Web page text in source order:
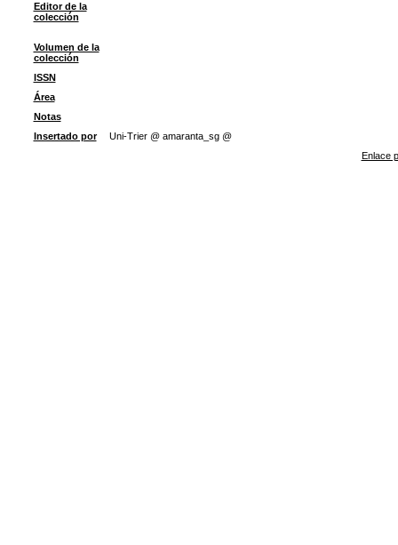
Editor de la
colección
Volumen de la
colección
ISSN
Área
Notas
Insertado por
Uni-Trier @ amaranta_sg @
Enlace